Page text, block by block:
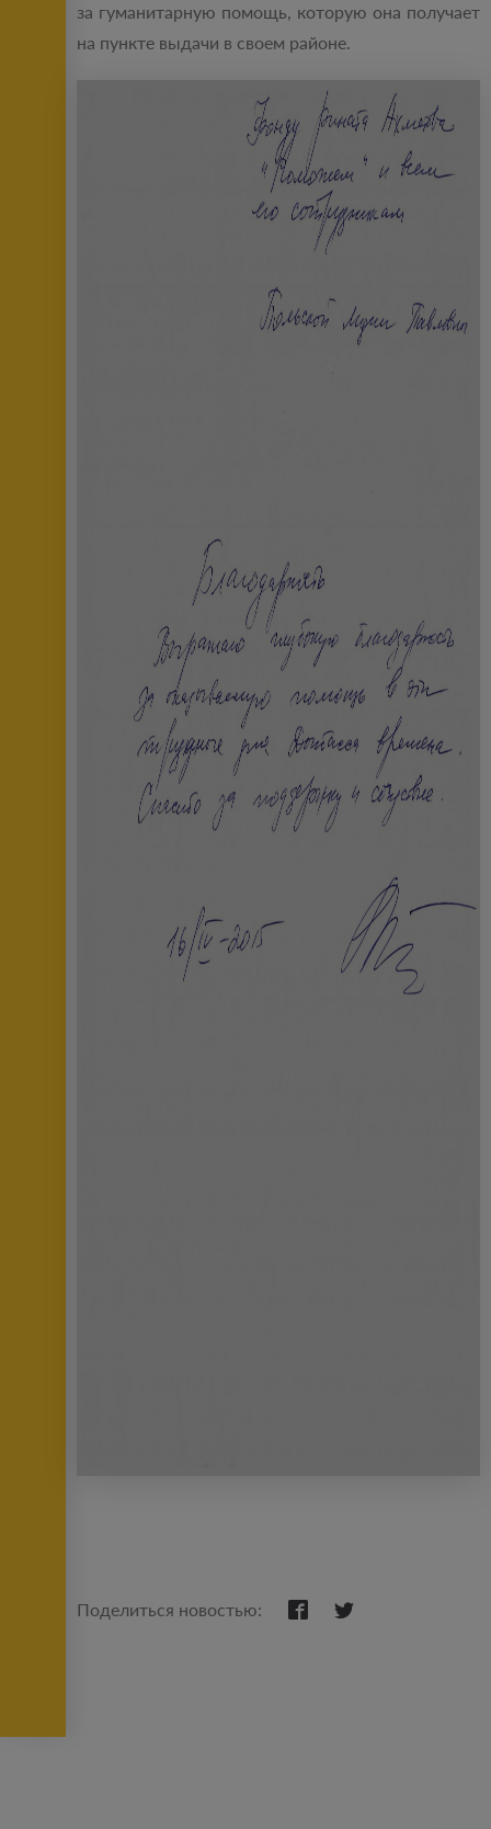
за гуманитарную помощь, которую она получает
на пункте выдачи в своем районе.
Поделиться новостью: